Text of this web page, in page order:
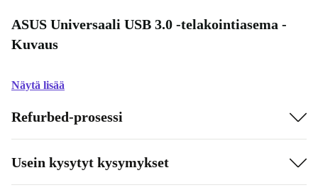
ASUS Universaali USB 3.0 -telakointiasema -
Kuvaus
Näytä lisää
Refurbed-prosessi
Usein kysytyt kysymykset